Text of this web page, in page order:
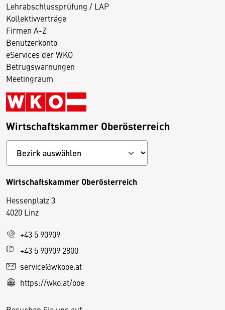
Lehrabschlussprüfung / LAP
Kollektivverträge
Firmen A-Z
Benutzerkonto
eServices der WKO
Betrugswarnungen
Meetingraum
Wirtschaftskammer Oberösterreich
Wirtschaftskammer Oberösterreich
Hessenplatz 3
4020 Linz
+43 5 90909
+43 5 90909 2800
service@wkooe.at
https://wko.at/ooe
D
e
s